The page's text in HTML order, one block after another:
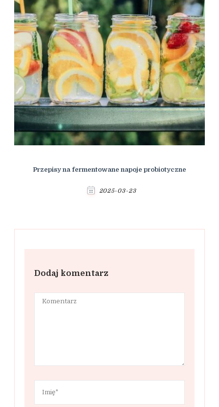
Przepisy na fermentowane napoje probiotyczne
2025-03-23
Dodaj komentarz